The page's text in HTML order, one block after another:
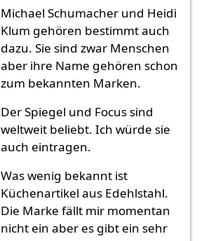
Michael Schumacher und Heidi
Klum gehören bestimmt auch
dazu. Sie sind zwar Menschen
aber ihre Name gehören schon
zum bekannten Marken.
Der Spiegel und Focus sind
weltweit beliebt. Ich würde sie
auch eintragen.
Was wenig bekannt ist
Küchenartikel aus Edehlstahl.
Die Marke fällt mir momentan
nicht ein aber es gibt ein sehr